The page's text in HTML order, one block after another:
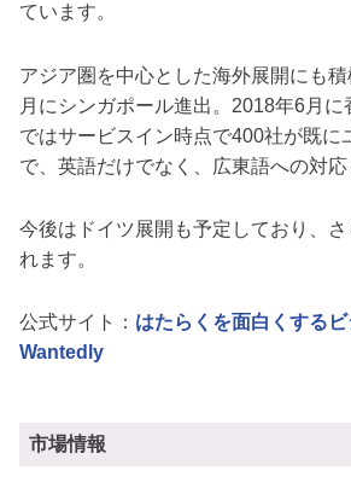
ています。
アジア圏を中心とした海外展開にも
月にシンガポール進出。2018年6月
ではサービスイン時点で400社が既に
で、英語だけでなく、広東語への対応
今後はドイツ展開も予定しており、
れます。
公式サイト： はたらくを面白くするビ
Wantedly
市場情報